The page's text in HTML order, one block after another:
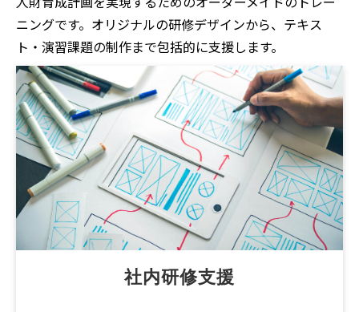
ニングです。オリジナルの研修デザインから、テキス
ト・演習課題の制作まで包括的に支援します。
社内研修支援